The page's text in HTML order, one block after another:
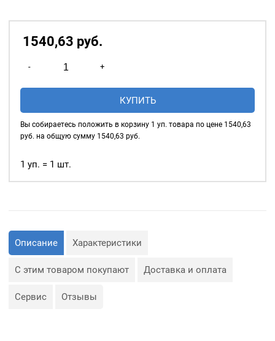
ПО ВНУТРЕННЕМУ
люверсов
— укрепление
продеваются верёвки,
шнуры, тесьма, тросы и т.
используются для
Сфера применения
люверсов очень обширная:
объектов наружной
рекламы (баннеров);
— Изготовление
туристического
— Декор, творчество,
полиграфия.
1540,63 руб.
-
товара
Люверсы
уп.
шт,
+
КУПИТЬ
Вы собираетесь положить в корзину 1 уп. товара по цене 1540,63
руб. на общую сумму 1540,63 руб.
1 уп. = 1 шт.
Описание Характеристики
С этим товаром покупают Доставка и оплата
Сервис Отзывы